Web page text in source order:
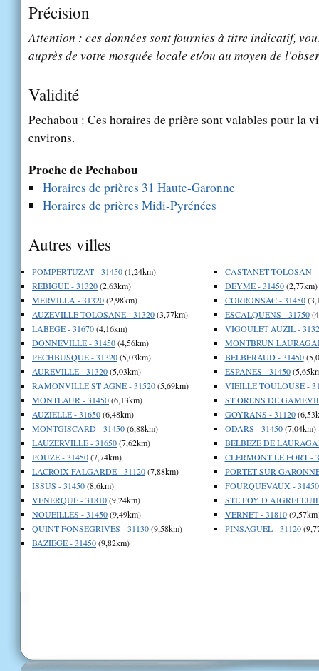
Précision
Attention : ces données sont fournies à titre indicatif,
auprès de votre mosquée locale et/ou au moyen de
Validité
Pechabou : Ces horaires de prière sont valables pour la
environs.
Proche de Pechabou
Horaires de prières 31 Haute-Garonne
Horaires de prières Midi-Pyrénées
Autres villes
POMPERTUZAT - 31450(1,24km)
REBIGUE - 31320(2,63km)
MERVILLA - 31320(2,98km)
AUZEVILLE TOLOSANE - 31320(3,77km)
LABEGE - 31670(4,16km)
DONNEVILLE - 31450(4,56km)
PECHBUSQUE - 31320(5,03km)
AUREVILLE - 31320(5,03km)
RAMONVILLE ST AGNE - 31520(5,69km)
MONTLAUR - 31450(6,13km)
AUZIELLE - 31650(6,48km)
MONTGISCARD - 31450(6,88km)
LAUZERVILLE - 31650(7,62km)
POUZE - 31450(7,74km)
LACROIX FALGARDE - 31120(7,88km)
ISSUS - 31450(8,6km)
VENERQUE - 31810(9,24km)
NOUEILLES - 31450(9,49km)
QUINT FONSEGRIVES - 31130(9,58km)
BAZIEGE - 31450(9,82km)
CASTANET TOLOSAN -
DEYME - 31450(2,77km)
CORRONSAC - 31450
ESCALQUENS - 31750
VIGOULET AUZIL -
MONTBRUN
BELBERAUD - 31450
ESPANES - 31450
VIEILLE TOULOUSE -
ST ORENS DE
GOYRANS - 31120
ODARS - 31450(7,04km)
BELBEZE DE
CLERMONT LE FORT -
PORTET SUR
FOURQUEVAUX - 31450
STE FOY D
VERNET - 31810
PINSAGUEL - 31120